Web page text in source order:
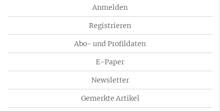
Anmelden
Registrieren
Abo- und Profildaten
E-Paper
Newsletter
Gemerkte Artikel